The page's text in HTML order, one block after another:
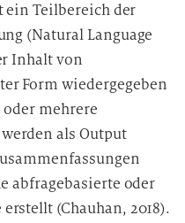
ein Teilbereich der
(Natural Language
Inhalt von
Form wiedergegeben
mehrere
als Output
abfragebasierte oder
(Chauhan, 2018).